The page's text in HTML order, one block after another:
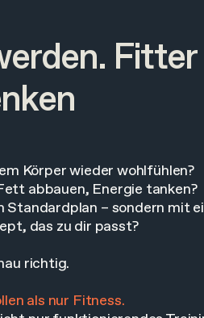
Körper wieder wohlfühlen?
abbauen, Energie tanken?
Standardplan – sondern mit
das zu dir passt?
richtig.
als nur Fitness.